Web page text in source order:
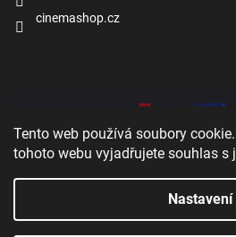
Tento web používá soubory
tohoto webu vyjadřujete souhlas s
Nastavení
cinemashop.cz
Vytvořil